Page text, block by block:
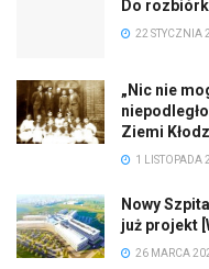
Do
22 STYCZNIA
„Nic nie
Ziemi
1 LISTOPADA
Nowy
już projekt
26 MARCA